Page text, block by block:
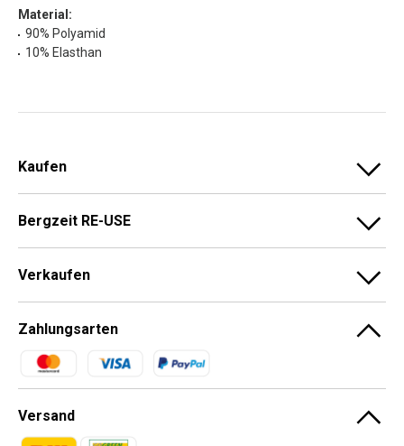
Material:
90% Polyamid
10% Elasthan
Kaufen
Bergzeit RE-USE
Verkaufen
Zahlungsarten
Zahlungsmethoden
Versand
Zahlungsmethoden